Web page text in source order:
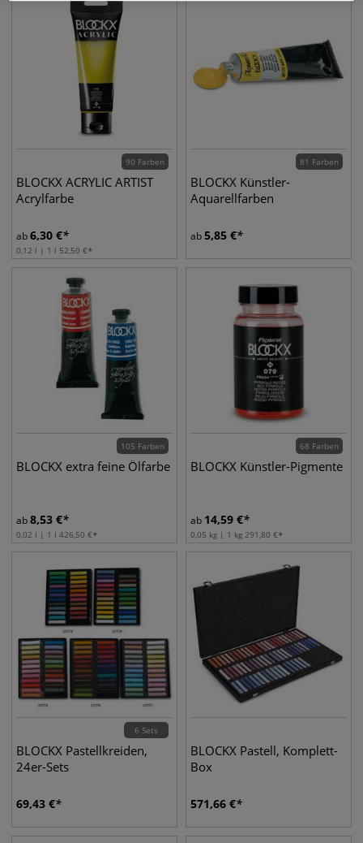
90 Farben
BLOCKX ACRYLIC ARTIST
Acrylfarbe
ab6,30 €
0,12 l | 1 l 52,50 €
81 Farben
BLOCKX Künstler-
Aquarellfarben
ab5,85 €
105 Farben
BLOCKX extra feine Ölfarbe
ab8,53 €
0,02 l | 1 l 426,50 €
68 Farben
BLOCKX Künstler-Pigmente
ab 14,59 €
0,05 kg | 1 kg 291,80 €
6 Sets
BLOCKX Pastellkreiden,
24er-Sets
69,43 €
BLOCKX Pastell, Komplett-
Box
571,66 €